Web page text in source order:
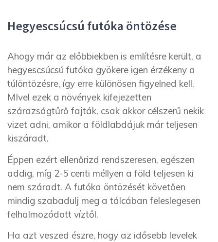
Hegyescsúcsú futóka öntözése
Ahogy már az előbbiekben is említésre került, a
hegyescsúcsú futóka gyökere igen érzékeny a
túlöntözésre, így erre különösen figyelned kell.
MIvel ezek a növények kifejezetten
szárazságtűrő fajták, csak akkor célszerű nekik
vizet adni, amikor a földlabdájuk már teljesen
kiszáradt.
Éppen ezért ellenőrizd rendszeresen, egészen
addig, míg 2-5 centi méllyen a föld teljesen ki
nem száradt. A futóka öntözését követően
mindig szabadulj meg a tálcában feleslegesen
felhalmozódott víztől.
Ha azt veszed észre, hogy az idősebb levelek